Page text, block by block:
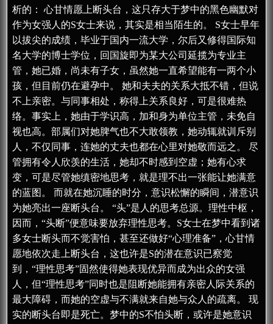
析的： 心甘情愿上断头台，这只存大于梦中的黑色幽默对
作为女强人的S女士来说，其实是相当陌生的。 S女士早年
以拔尖的成绩，毕业于国内一流大学，尔后又修得国际知
名大学的博士学位，回国旋即为某大公司延揽为专业主
管，她已婚，尚未有子女，虽然她一直希望能有一两个小
孩，但目前仍在避孕中。 她和夫夫的关系大抵不错，但说
不上亲密。与同事相处，称得上关系良好，可是很难热
络。事实上，她由于学识高，加和身为单位主管，未免自
视也高。部属们对她脾气也不大敢领教，她动辄就训斥别
人，不仅同事，连她的丈夫也都在心里对她敬而远之。 尽
管拥有令人欣羡的生活，她却不时感到空虚；她有心求
变，可是尽管她缜密地思考，就是理不出一张能让她满意
的蓝图。 而就在她沉睡的时分，意识松懈的瞬间，潜意识
为她亮出一座断头台。 “头”是人的思考总源。理性中枢，
因而，“头断”便意味要放弃理性思考。S女士在梦中看到诸
多女士断头而不觉害怕，甚至还做好“心理准备”，心甘情
愿地依次走上断头台，这也许是S的潜在意识已察觉
到，“理性思考”固然使得她表现优异而成为出众的女强
人，但“理性思考”同时也是阻断她能拥有亲密人际关系的
最大障碍，而她的空虚与不满就来自她与众人的疏离。 现
实的断头台即是死亡。梦中的S不怕头断，或许是她意识